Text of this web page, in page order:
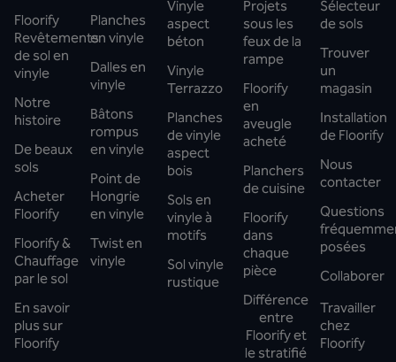
Floorify
Revêtements
de sol en
vinyle
Notre
histoire
De beaux
sols
Acheter
Floorify
Floorify &
Chauffage
par le sol
En savoir
plus sur
Floorify
Planches
en vinyle
Dalles en
vinyle
Bâtons
rompus
en vinyle
Point de
Hongrie
en vinyle
Twist en
vinyle
Vinyle
aspect
béton
Vinyle
Terrazzo
Planches
de vinyle
aspect
bois
Sols en
vinyle à
motifs
Sol vinyle
rustique
Projets
sous les
feux de la
rampe
Floorify
en
aveugle
acheté
Planchers
de cuisine
Floorify
dans
chaque
pièce
Différence
entre
Floorify et
le stratifié
Sélecteur
de sols
Trouver
un
magasin
Installation
de Floorify
Nous
contacter
Questions
posées
Collaborer
Travailler
chez
Floorify